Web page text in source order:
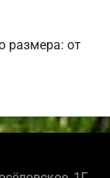
размера: от